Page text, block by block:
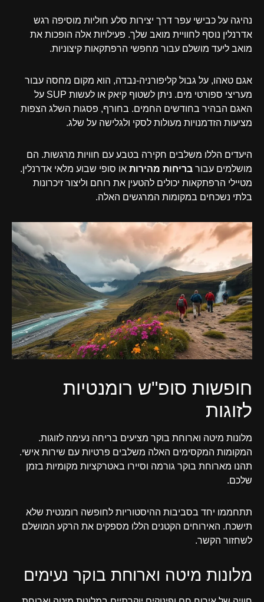
נהיגה על כבישי עפר דרך יצירות סלע חוליות מוסיפה רגש
אדרנלין נוסף לחוויית מואב שלך. פעילויות אלה הופכות את
מואב ליעד מושלם עבור מחפשי הרפתקאות קיצוניות.
אגם טאהו, על גבול קליפורניה-נבדה, הוא מקום מחסה עבור
מעריצי ספורטי מים. ניתן לשטוף קיאק או לעשות SUP על
האגם הבהיר בחודשים החמים. בחורף, פסגות השלג הצפות
מציעות הזדמנויות מעולות לסקי ולגלישה על שלג.
היעדים הללו משלבים חקירה בטבע עם חוויות מרגשות. הם
מושלמים עבור בריחות מהירות או סופי שבוע מלאי אדרנלין.
מטיילי הרפתקאות יכולים להטעין את רוחם וליצור זיכרונות
בלתי נשכחים במקומות המרגשים האלה.
חופשות סופ"ש רומנטיות
לזוגות
מלונות מיטה וארוחת בוקר מציעים בריחה נעימה לזוגות.
המקומות המקסימים האלה משלבים פרטיות עם שירות אישי.
תהנו מארוחת בוקר גורמה וסיירו באטרקציות מקומיות בזמן
שלכם.
תתחממו יחד בסביבות ההיסטוריות לחופשה רומנטית שלא
תישכח. האירוחים הקטנים הללו מספקים את הרקע המושלם
לשחזור הקשר.
מלונות מיטה וארוחת בוקר נעימים